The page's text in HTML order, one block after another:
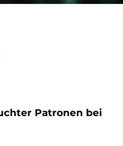
Patronen bei